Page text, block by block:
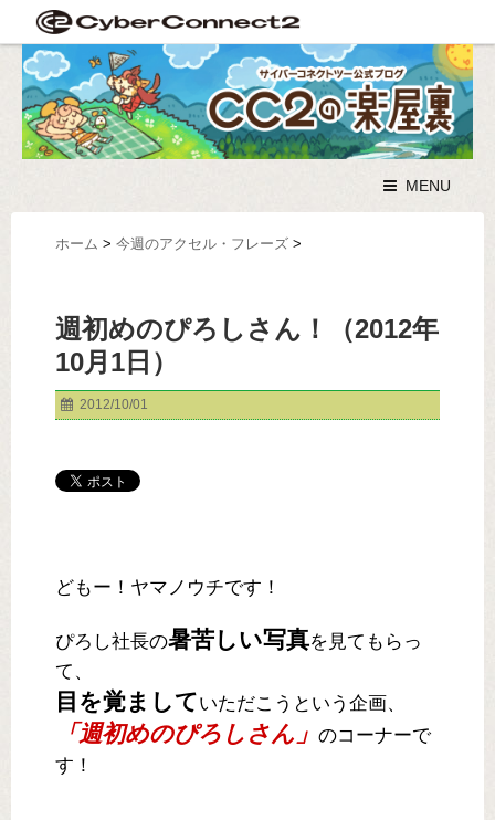
MENU
ホーム > 今週のアクセル・フレーズ >
週初めのぴろしさん！（2012年
10月1日）
2012/10/01
どもー！ヤマノウチです！
ぴろし社長の暑苦しい写真を見てもらっ
て、
目を覚ましていただこうという企画、
「週初めのぴろしさん」 のコーナーで
す！